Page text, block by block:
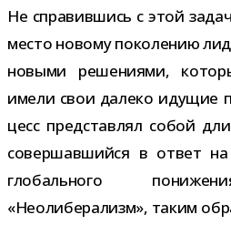
Не спра­вив­шись с этой
место новому поко­ле­нию
новыми реше­ни­ями,
имели свои далеко иду­щие
цесс пред­став­лял собой
совер­шав­шийся в ответ
гло­баль­ного
«Неолиберализм», таким